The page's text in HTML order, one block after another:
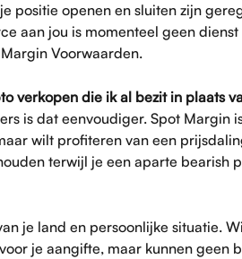
positie openen en sluiten zijn
aan jou is momenteel geen
Voorwaarden.
verkopen die ik al bezit in plaats
is dat eenvoudiger. Spot Margin
wilt profiteren van een
terwijl je een aparte bearish
je land en persoonlijke situatie.
je aangifte, maar kunnen geen